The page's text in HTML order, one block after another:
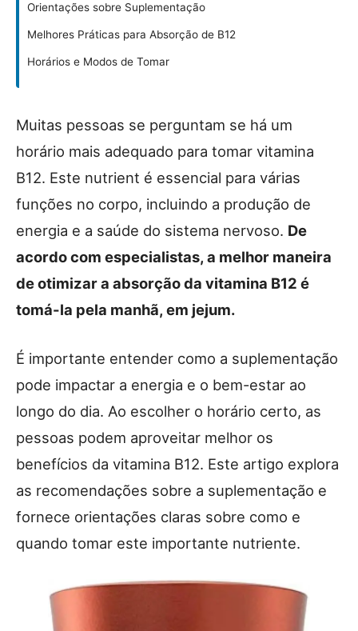
Orientações sobre Suplementação
Melhores Práticas para Absorção de B12
Horários e Modos de Tomar
Muitas pessoas se perguntam se há um
horário mais adequado para tomar vitamina
B12. Este nutrient é essencial para várias
funções no corpo, incluindo a produção de
energia e a saúde do sistema nervoso. De
acordo com especialistas, a melhor maneira
de otimizar a absorção da vitamina B12 é
tomá-la pela manhã, em jejum.
É importante entender como a suplementação
pode impactar a energia e o bem-estar ao
longo do dia. Ao escolher o horário certo, as
pessoas podem aproveitar melhor os
benefícios da vitamina B12. Este artigo explora
as recomendações sobre a suplementação e
fornece orientações claras sobre como e
quando tomar este importante nutriente.